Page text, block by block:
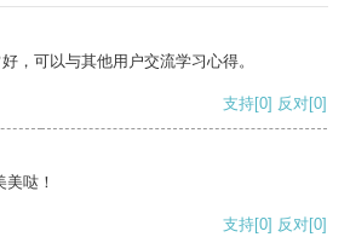
，可以与其他用户交流学习心得。
支持[0] 反对[0]
哒！
支持[0] 反对[0]